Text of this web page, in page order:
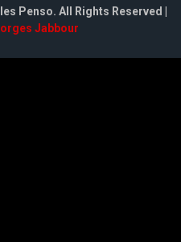
Penso. All Rights Reserved |
Jabbour